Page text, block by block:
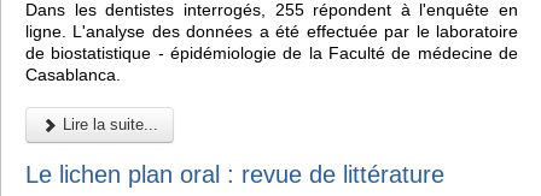
Dans les dentistes interrogés, 255 répondent à l'enquête en
ligne. L'analyse des données a été effectuée par le laboratoire
de biostatistique - épidémiologie de la Faculté de médecine de
Casablanca.
Lire la suite...
Le lichen plan oral : revue de littérature